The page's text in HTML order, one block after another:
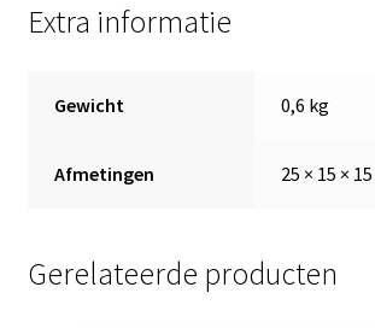
Extra informatie
Gewicht 0,6 kg
Afmetingen 25 × 15 ×
Gerelateerde producten